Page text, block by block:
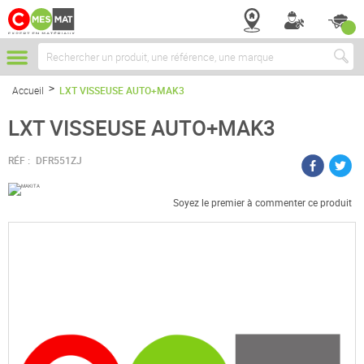
Chercher
Accueil LXT VISSEUSE AUTO+MAK3
LXT VISSEUSE AUTO+MAK3
RÉF : DFR551ZJ
Soyez le premier à commenter ce produit
Passer